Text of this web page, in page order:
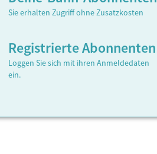
Sie erhalten Zugriff ohne Zusatzkosten
Registrierte Abonnenten
Loggen Sie sich mit ihren Anmeldedaten
ein.